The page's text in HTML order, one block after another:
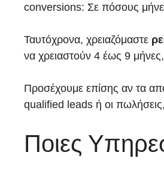
conversions: Σε πόσους
Ταυτόχρονα, χρειαζόμαστε
να χρειαστούν 4 έως 9
Προσέχουμε επίσης αν τα
qualified leads ή οι
Ποιες